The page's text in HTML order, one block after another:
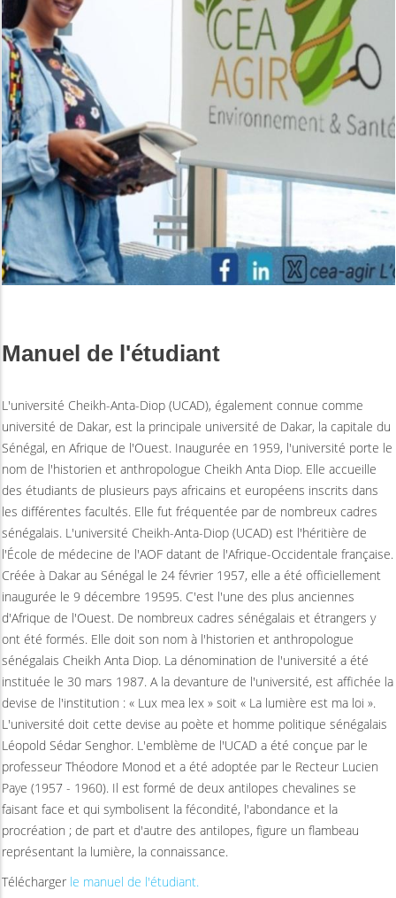
Manuel de l'étudiant
L'université Cheikh-Anta-Diop (UCAD), également connue comme
université de Dakar, est la principale université de Dakar, la capitale du
Sénégal, en Afrique de l'Ouest. Inaugurée en 1959, l'université porte le
nom de l'historien et anthropologue Cheikh Anta Diop. Elle accueille
des étudiants de plusieurs pays africains et européens inscrits dans
les différentes facultés. Elle fut fréquentée par de nombreux cadres
sénégalais. L'université Cheikh-Anta-Diop (UCAD) est l'héritière de
l'École de médecine de l'AOF datant de l'Afrique-Occidentale française.
Créée à Dakar au Sénégal le 24 février 1957, elle a été officiellement
inaugurée le 9 décembre 19595. C'est l'une des plus anciennes
d'Afrique de l'Ouest. De nombreux cadres sénégalais et étrangers y
ont été formés. Elle doit son nom à l'historien et anthropologue
sénégalais Cheikh Anta Diop. La dénomination de l'université a été
instituée le 30 mars 1987. A la devanture de l'université, est affichée la
devise de l'institution : « Lux mea lex » soit « La lumière est ma loi ».
L'université doit cette devise au poète et homme politique sénégalais
Léopold Sédar Senghor. L'emblème de l'UCAD a été conçue par le
professeur Théodore Monod et a été adoptée par le Recteur Lucien
Paye (1957 - 1960). Il est formé de deux antilopes chevalines se
faisant face et qui symbolisent la fécondité, l'abondance et la
procréation ; de part et d'autre des antilopes, figure un flambeau
représentant la lumière, la connaissance.
Télécharger le manuel de l'étudiant.